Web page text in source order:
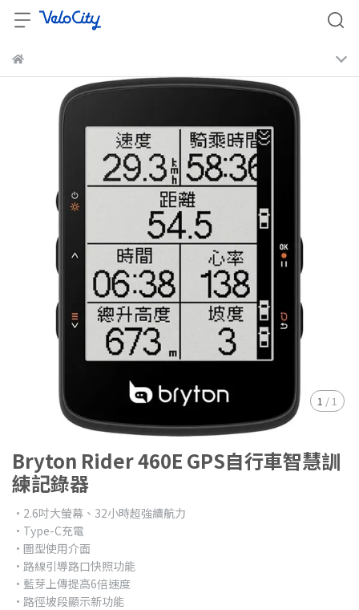
1 / 1
Bryton Rider 460E GPS自行車智慧訓
練記錄器
•2.6吋大螢幕、32小時超強續航力
•Type-C充電
•圖型使用介面
•路線引導路口快照功能
•藍芽上傳提高6倍速度
•路徑坡段顯示新功能